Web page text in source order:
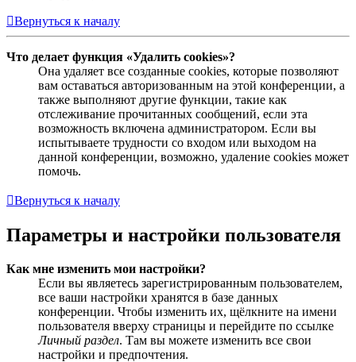
Вернуться к началу
Что делает функция «Удалить cookies»?
Она удаляет все созданные cookies, которые позволяют
вам оставаться авторизованным на этой конференции, а
также выполняют другие функции, такие как
отслеживание прочитанных сообщений, если эта
возможность включена администратором. Если вы
испытываете трудности со входом или выходом на
данной конференции, возможно, удаление cookies может
помочь.
Вернуться к началу
Параметры и настройки пользователя
Как мне изменить мои настройки?
Если вы являетесь зарегистрированным пользователем,
все ваши настройки хранятся в базе данных
конференции. Чтобы изменить их, щёлкните на имени
пользователя вверху страницы и перейдите по ссылке
Личный раздел. Там вы можете изменить все свои
настройки и предпочтения.